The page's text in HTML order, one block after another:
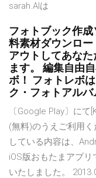
sarah.AIは
フォトブック作
料素材ダウンロ
アウトしてあな
ます。 編集自由
ボ！ フォトレボ
ク・フォトアルバ
〔Google Play〕に
(無料)のうえご利用
している内容は、
iOS版おもたまアプ
いたしました。